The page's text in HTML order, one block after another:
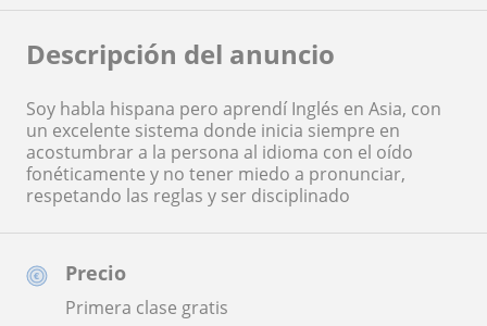
Precio
Primera clase gratis
Descripción del anuncio
Soy habla hispana pero aprendí Inglés en Asia, con
un excelente sistema donde inicia siempre en
acostumbrar a la persona al idioma con el oído
fonéticamente y no tener miedo a pronunciar,
respetando las reglas y ser disciplinado